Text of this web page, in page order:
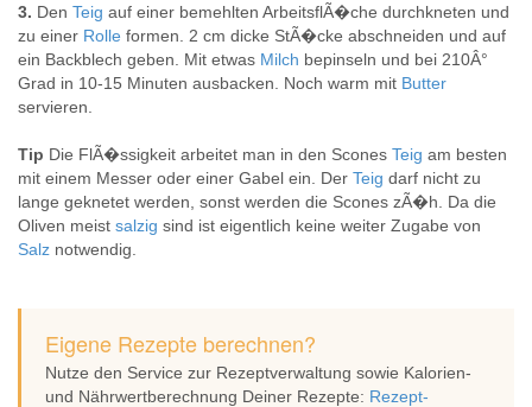
3. Den Teig auf einer bemehlten ArbeitsflÃ�che durchkneten und
zu einer Rolle formen. 2 cm dicke StÃ�cke abschneiden und auf
ein Backblech geben. Mit etwas Milch bepinseln und bei 210Â°
Grad in 10-15 Minuten ausbacken. Noch warm mit Butter
servieren.
Tip Die FlÃ�ssigkeit arbeitet man in den Scones Teig am besten
mit einem Messer oder einer Gabel ein. Der Teig darf nicht zu
lange geknetet werden, sonst werden die Scones zÃ�h. Da die
Oliven meist salzig sind ist eigentlich keine weiter Zugabe von
Salz notwendig.
Eigene Rezepte berechnen?
Nutze den Service zur Rezeptverwaltung sowie Kalorien-
und Nährwertberechnung Deiner Rezepte: Rezept-